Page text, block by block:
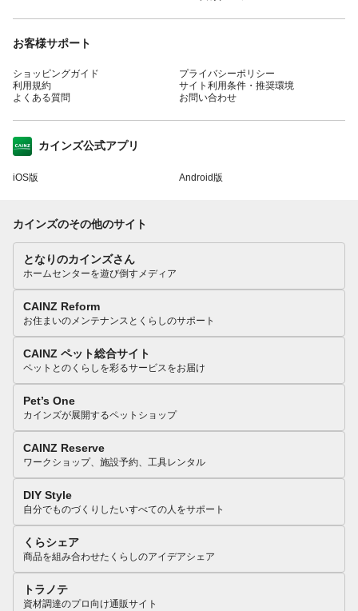
お客様サポート
ショッピングガイド
利用規約
よくある質問
プライバシーポリシー
サイト利用条件・推奨環境
お問い合わせ
カインズ公式アプリ
iOS版 Android版
カインズのその他のサイト
となりのカインズさん
ホームセンターを遊び倒すメディア
CAINZ Reform
お住まいのメンテナンスとくらしのサポート
CAINZ ペット総合サイト
ペットとのくらしを彩るサービスをお届け
Pet’s One
カインズが展開するペットショップ
CAINZ Reserve
ワークショップ、施設予約、工具レンタル
DIY Style
自分でものづくりしたいすべての人をサポート
くらシェア
商品を組み合わせたくらしのアイデアシェア
トラノテ
資材調達のプロ向け通販サイト